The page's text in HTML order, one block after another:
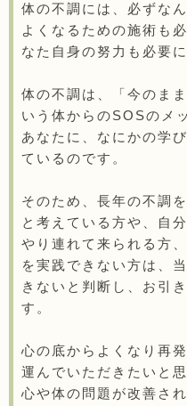
体の不調には、必ずな
よくなるための施術も
なた自身の努力も必要に
体の不調は、「今のま
いう体からのSOSのメ
あなたに、なにかの学
ているのです。
そのため、長年の不調
と考えている方や、自
やり連れて来られる方
を実践できない方は、
きないと判断し、お引
す。
心の底からよくなり再
運んでいただきたいと
心や体の問題が改善さ